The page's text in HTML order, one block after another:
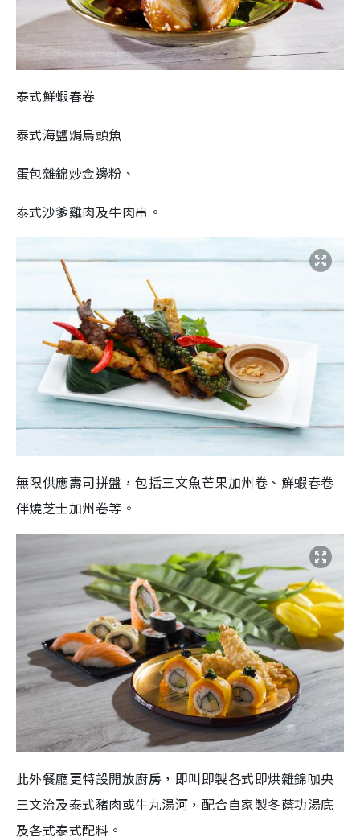
泰式鮮蝦春卷
泰式海鹽焗烏頭魚
蛋包雜錦炒金邊粉、
泰式沙爹雞肉及牛肉串。
無限供應壽司拼盤，包括三文魚芒果加州卷、鮮蝦春卷
伴燒芝士加州卷等。
此外餐廳更特設開放廚房，即叫即製各式即烘雜錦咖央
三文治及泰式豬肉或牛丸湯河，配合自家製冬蔭功湯底
及各式泰式配料。